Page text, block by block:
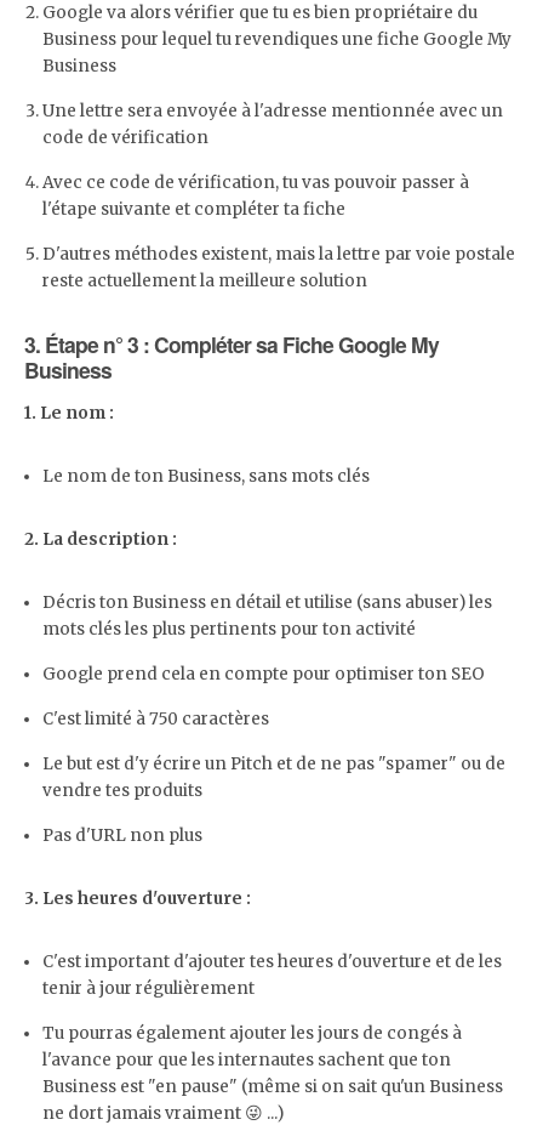
Google va alors vérifier que tu es bien propriétaire du
Business pour lequel tu revendiques une fiche Google My
Business
Une lettre sera envoyée à l'adresse mentionnée avec un
code de vérification
Avec ce code de vérification, tu vas pouvoir passer à
l'étape suivante et compléter ta fiche
D'autres méthodes existent, mais la lettre par voie postale
reste actuellement la meilleure solution
3. Étape n° 3 : Compléter sa Fiche Google My
Business
1. Le nom :
Le nom de ton Business, sans mots clés
2. La description :
Décris ton Business en détail et utilise (sans abuser) les
mots clés les plus pertinents pour ton activité
Google prend cela en compte pour optimiser ton SEO
C'est limité à 750 caractères
Le but est d'y écrire un Pitch et de ne pas "spamer" ou de
vendre tes produits
Pas d'URL non plus
3. Les heures d'ouverture :
C'est important d'ajouter tes heures d'ouverture et de les
tenir à jour régulièrement
Tu pourras également ajouter les jours de congés à
l'avance pour que les internautes sachent que ton
Business est "en pause" (même si on sait qu'un Business
ne dort jamais vraiment 😜 ...)